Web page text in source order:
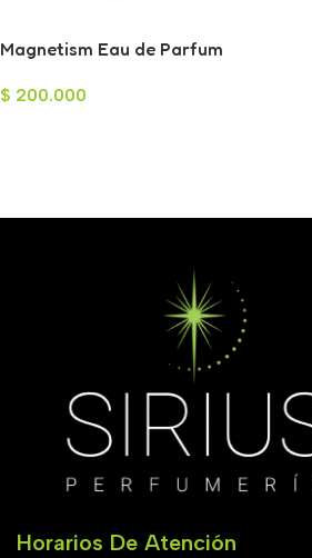
Magnetism Eau de Parfum
$ 200.000
Horarios De Atención